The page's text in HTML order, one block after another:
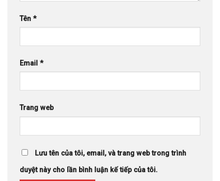
Tên *
Email *
Trang web
Lưu tên của tôi, email, và trang web trong trình
duyệt này cho lần bình luận kế tiếp của tôi.